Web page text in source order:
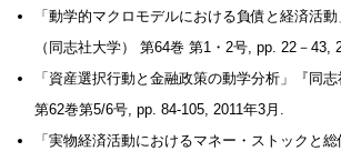
「動学的マクロモデルにおける負債と経済活動
（同志社大学） 第64巻 第1・2号, pp. 22－43,
「資産選択行動と金融政策の動学分析」『同
第62巻第5/6号, pp. 84-105, 2011年3月.
「実物経済活動におけるマネー・ストックと